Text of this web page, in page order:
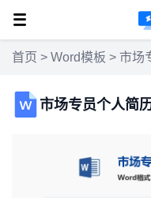
首页 > Word模板 > 市场
市场专员个人简